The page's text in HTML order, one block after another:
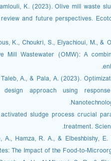
K. (2023). Olive mill waste
and future perspectives.
K., Choukri, S., Elyachioui, M., &
Mill Wastewater (OMW): A
A., & Pala, A. (2023).
approach using
sludge process crucial
treatment.
Hamza, R. A., & Elbeshbishy,
The Impact of the Food-to-